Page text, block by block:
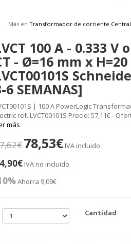
Más en Transformador de corriente
100 A - 0.333
- Ø=16 mm x
6 SEMANAS]
| 100 A PowerLogic
ref. LVCT00101S Precio: 57,11€ -
más
78,53€ IVA incluido
IVA no incluido
Ahorra 9,09€
Cantidad